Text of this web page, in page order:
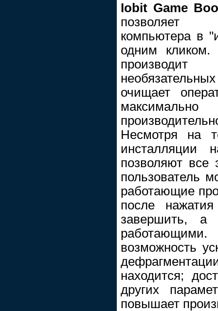
Iobit Game
позволяет
компьютера в
одним кликом.
производит
очищает
Несмотря на
инсталляции
позволяют все
пользователь
работающие
после
завершить, а
возможность
находится;
других
повышает